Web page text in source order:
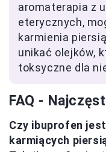
aromaterapia z
eterycznych,
karmienia
unikać olejków,
toksyczne dla
FAQ -
Czy ibuprofen
karmiących